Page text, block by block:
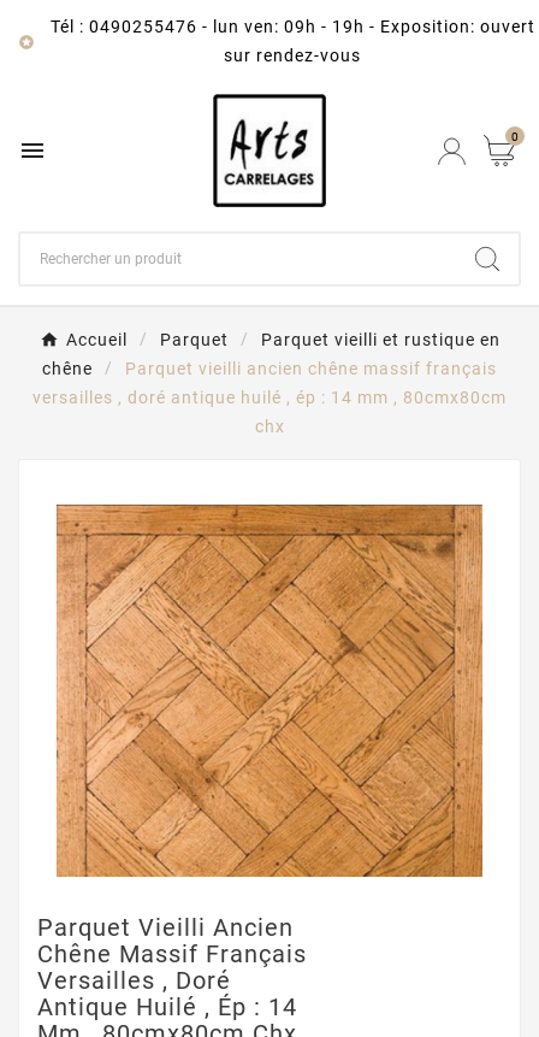

Tél : 0490255476 -
lun ven: 09h - 19h - Exposition: ouvert
sur rendez-vous
 0
Accueil Parquet
Parquet vieilli et rustique en
chêne
Parquet vieilli ancien chêne massif français
versailles , doré antique huilé , ép : 14 mm , 80cmx80cm
chx
Parquet Vieilli Ancien
Chêne Massif Français
Versailles , Doré
Antique Huilé , Ép : 14